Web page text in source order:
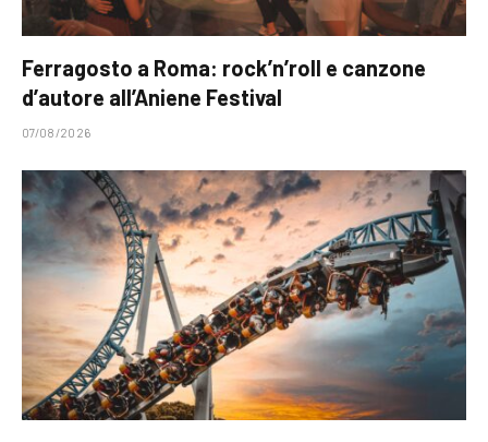
Ferragosto a Roma: rock’n’roll e canzone
d’autore all’Aniene Festival
07/08/2026